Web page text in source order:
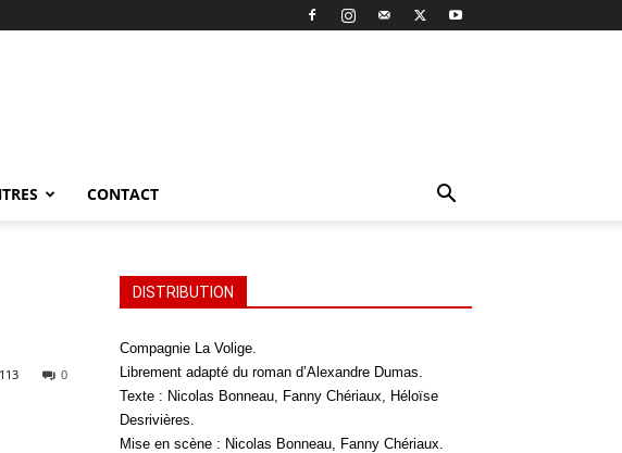
CONTACT
0
DISTRIBUTION
Compagnie La Volige.
Librement adapté du roman d’Alexandre Dumas.
Texte : Nicolas Bonneau, Fanny Chériaux, Héloïse
Desrivières.
Mise en scène : Nicolas Bonneau, Fanny Chériaux.